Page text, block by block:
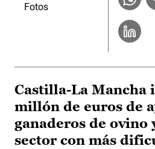
Fotos
Castilla-La Mancha
millón de euros de
ganaderos de ovino
sector con más